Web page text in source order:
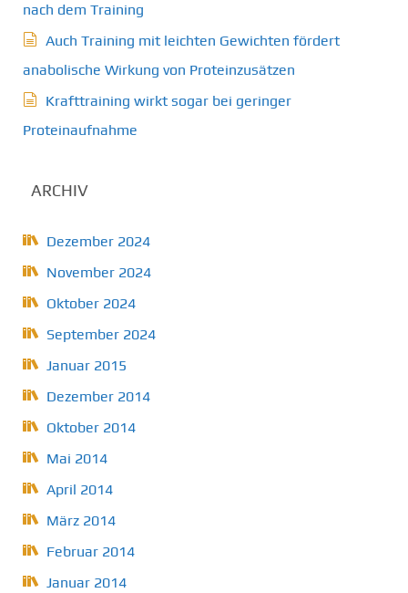
nach dem Training
Auch Training mit leichten Gewichten fördert
anabolische Wirkung von Proteinzusätzen
Krafttraining wirkt sogar bei geringer
Proteinaufnahme
ARCHIV
Dezember 2024
November 2024
Oktober 2024
September 2024
Januar 2015
Dezember 2014
Oktober 2014
Mai 2014
April 2014
März 2014
Februar 2014
Januar 2014